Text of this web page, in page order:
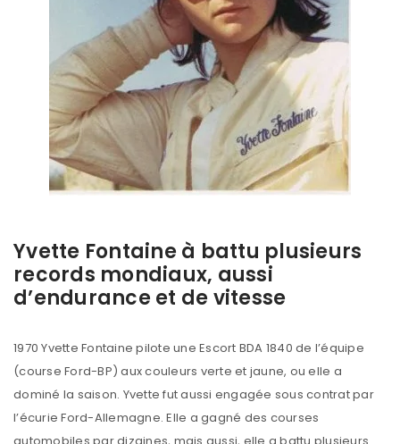
Yvette Fontaine à battu plusieurs
records mondiaux, aussi
d’endurance et de vitesse
1970 Yvette Fontaine pilote une Escort BDA 1840 de l’équipe
(course Ford-BP) aux couleurs verte et jaune, ou elle a
dominé la saison. Yvette fut aussi engagée sous contrat par
l’écurie Ford-Allemagne. Elle a gagné des courses